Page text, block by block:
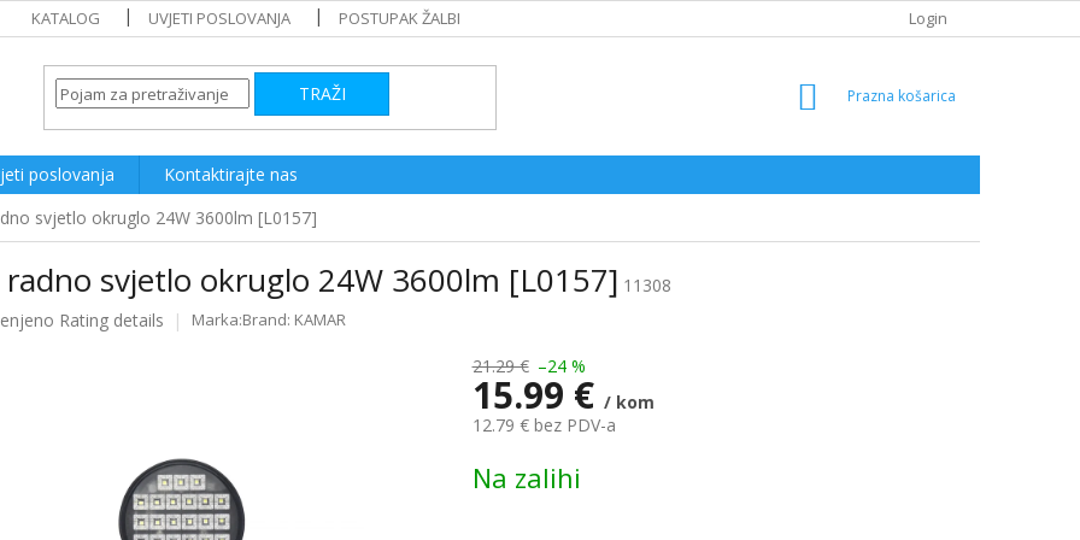
KATALOG UVJETI POSLOVANJA POSTUPAK ŽALBI Login
TRAŽI
SHOPPING
poslovanja
Kontaktirajte nas
svjetlo okruglo 24W 3600lm [L0157]
radno svjetlo okruglo 24W 3600lm [L0157] 11308
Rating details Brand: KAMAR
21.29 € –24 %
15.99 € / kom
12.79 € bez PDV-a
price:
Na zalihi